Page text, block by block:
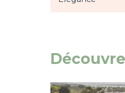
Image
view